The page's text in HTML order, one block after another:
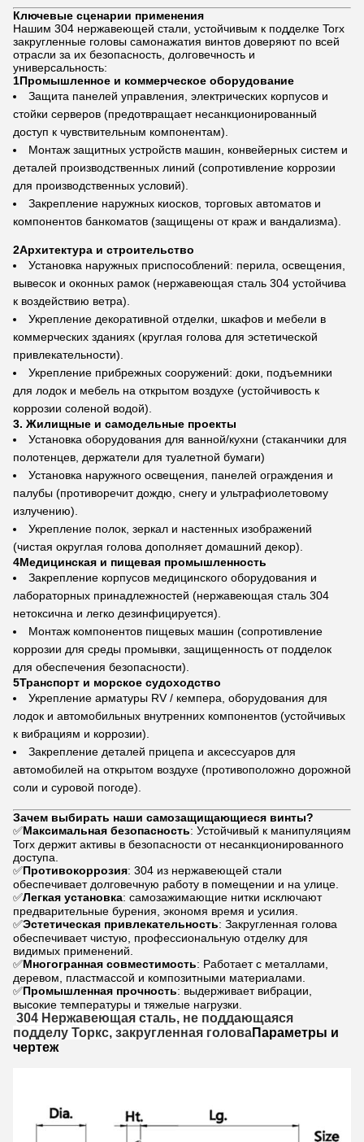
Ключевые сценарии применения
Нашим 304 нержавеющей стали, устойчивым к подделке Torx
закругленные головы самонажатия винтов доверяют по всей
отрасли за их безопасность, долговечность и
универсальность:
1Промышленное и коммерческое оборудование
Защита панелей управления, электрических корпусов и
стойки серверов (предотвращает несанкционированный
доступ к чувствительным компонентам).
Монтаж защитных устройств машин, конвейерных систем и
деталей производственных линий (сопротивление коррозии
для производственных условий).
Закрепление наружных киосков, торговых автоматов и
компонентов банкоматов (защищены от краж и вандализма).
2Архитектура и строительство
Установка наружных приспособлений: перила, освещения,
вывесок и оконных рамок (нержавеющая сталь 304 устойчива
к воздействию ветра).
Укрепление декоративной отделки, шкафов и мебели в
коммерческих зданиях (круглая голова для эстетической
привлекательности).
Укрепление прибрежных сооружений: доки, подъемники
для лодок и мебель на открытом воздухе (устойчивость к
коррозии соленой водой).
3. Жилищные и самодельные проекты
Установка оборудования для ванной/кухни (стаканчики для
полотенцев, держатели для туалетной бумаги)
Установка наружного освещения, панелей ограждения и
палубы (противоречит дождю, снегу и ультрафиолетовому
излучению).
Укрепление полок, зеркал и настенных изображений
(чистая округлая голова дополняет домашний декор).
4Медицинская и пищевая промышленность
Закрепление корпусов медицинского оборудования и
лабораторных принадлежностей (нержавеющая сталь 304
нетоксична и легко дезинфицируется).
Монтаж компонентов пищевых машин (сопротивление
коррозии для среды промывки, защищенность от подделок
для обеспечения безопасности).
5Транспорт и морское судоходство
Укрепление арматуры RV / кемпера, оборудования для
лодок и автомобильных внутренних компонентов (устойчивых
к вибрациям и коррозии).
Закрепление деталей прицепа и аксессуаров для
автомобилей на открытом воздухе (противоположно дорожной
соли и суровой погоде).
Зачем выбирать наши самозащищающиеся винты?
✅Максимальная безопасность: Устойчивый к манипуляциям
Torx держит активы в безопасности от несанкционированного
доступа.
✅Противокоррозия: 304 из нержавеющей стали
обеспечивает долговечную работу в помещении и на улице.
✅Легкая установка: самозажимающие нитки исключают
предварительные бурения, экономя время и усилия.
✅Эстетическая привлекательность: Закругленная голова
обеспечивает чистую, профессиональную отделку для
видимых применений.
✅Многогранная совместимость: Работает с металлами,
деревом, пластмассой и композитными материалами.
✅Промышленная прочность: выдерживает вибрации,
высокие температуры и тяжелые нагрузки.
304 Нержавеющая сталь, не поддающаяся
подделу Торкс, закругленная головаПараметры и
чертеж